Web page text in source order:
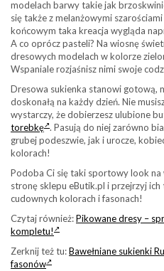
modelach barwy takie jak
się także z melanżowymi
końcowym taka kreacja wygląda
A co oprócz pasteli? Na wiosnę
dresowych modelach w kolorze
Wspaniale rozjaśnisz nimi swoje
Dresowa sukienka stanowi gotową,
doskonałą na każdy dzień. Nie
wystarczy, że dobierzesz ulubione
torebkę . Pasują do niej zarówno
grubej podeszwie, jak i urocze,
kolorach!
Podoba Ci się taki sportowy look na
stronę sklepu eButik.pl i przejrzyj ich
cudownych kolorach i fasonach!
Czytaj również:Pikowane dresy –
kompletu!
Zerknij też tu:Bawełniane sukienki
fasonów